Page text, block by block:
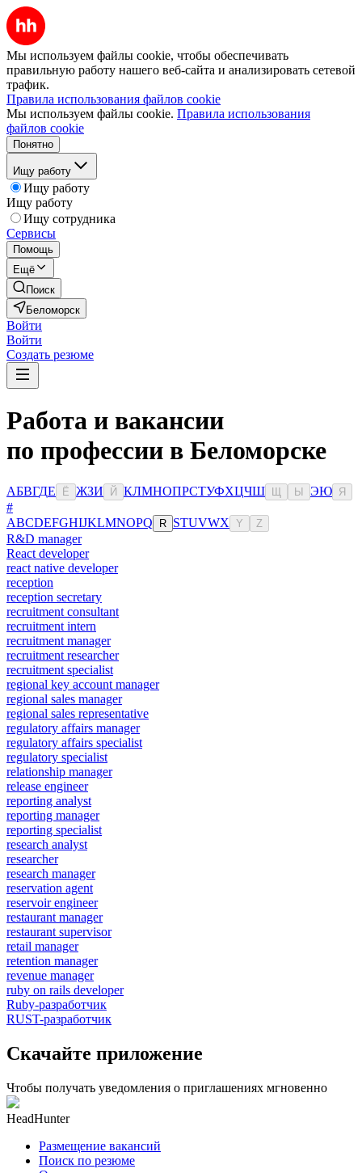
Мы используем файлы cookie, чтобы обеспечивать
правильную работу нашего веб-сайта и анализировать сетевой
трафик.
Правила использования файлов cookie
Мы используем файлы cookie. Правила использования
файлов cookie
Понятно
Ищу работу
Ищу работу
Ищу работу
Ищу сотрудника
Сервисы
Помощь
Ещё
Поиск
Беломорск
Войти
Войти
Создать резюме
Работа и вакансии
по профессии в Беломорске
АБВГДЕ Ё ЖЗИ Й КЛМНОПРСТУФХЦЧШ Ы ЭЮ Я
#
ABCDEFGHIJKLMNOPQ R STUVWX Y Z
R&D manager
React developer
react native developer
reception
reception secretary
recruitment consultant
recruitment intern
recruitment manager
recruitment researcher
recruitment specialist
regional key account manager
regional sales manager
regional sales representative
regulatory affairs manager
regulatory affairs specialist
regulatory specialist
relationship manager
release engineer
reporting analyst
reporting manager
reporting specialist
research analyst
researcher
research manager
reservation agent
reservoir engineer
restaurant manager
restaurant supervisor
retail manager
retention manager
revenue manager
ruby on rails developer
Ruby-разработчик
RUST-разработчик
Скачайте приложение
Чтобы получать уведомления о приглашениях мгновенно
HeadHunter
Размещение вакансий
Поиск по резюме